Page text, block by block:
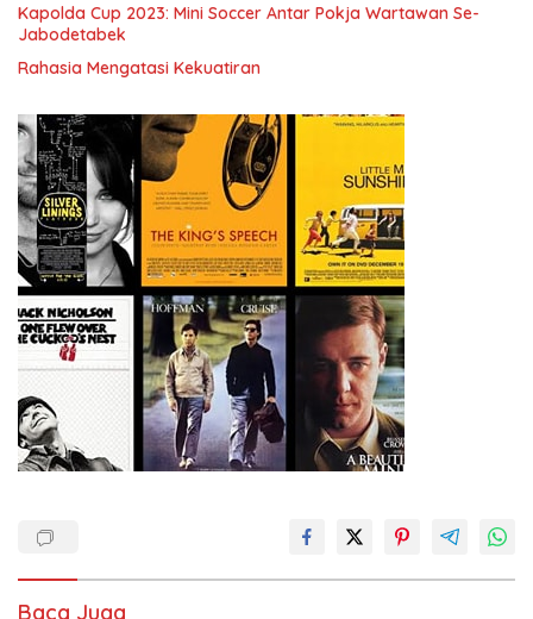
Kapolda Cup 2023: Mini Soccer Antar Pokja Wartawan Se-
Jabodetabek
Rahasia Mengatasi Kekuatiran
Baca Juga